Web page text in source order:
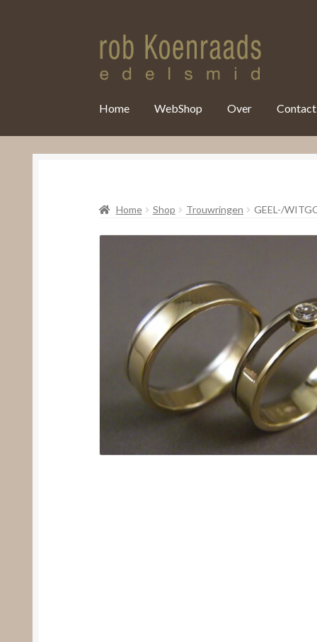
Home WebShop Over Contact
Home Shop Trouwringen GEEL-/